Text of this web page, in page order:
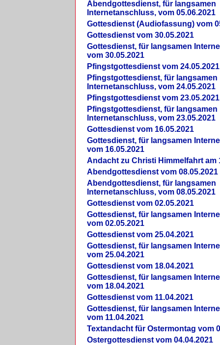
Abendgottesdienst, für langsamen
Internetanschluss, vom 05.06.2021
Gottesdienst (Audiofassung) vom
Gottesdienst vom 30.05.2021
Gottesdienst, für langsamen
vom 30.05.2021
Pfingstgottesdienst vom 24.05.2021
Pfingstgottesdienst, für langsamen
Internetanschluss, vom 24.05.2021
Pfingstgottesdienst vom 23.05.2021
Pfingstgottesdienst, für langsamen
Internetanschluss, vom 23.05.2021
Gottesdienst vom 16.05.2021
Gottesdienst, für langsamen
vom 16.05.2021
Andacht zu Christi Himmelfahrt am
Abendgottesdienst vom 08.05.2021
Abendgottesdienst, für langsamen
Internetanschluss, vom 08.05.2021
Gottesdienst vom 02.05.2021
Gottesdienst, für langsamen
vom 02.05.2021
Gottesdienst vom 25.04.2021
Gottesdienst, für langsamen
vom 25.04.2021
Gottesdienst vom 18.04.2021
Gottesdienst, für langsamen
vom 18.04.2021
Gottesdienst vom 11.04.2021
Gottesdienst, für langsamen
vom 11.04.2021
Textandacht für Ostermontag vom
Ostergottesdienst vom 04.04.2021